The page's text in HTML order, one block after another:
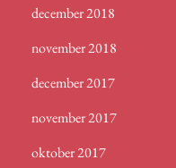
december 2018
november 2018
december 2017
november 2017
oktober 2017